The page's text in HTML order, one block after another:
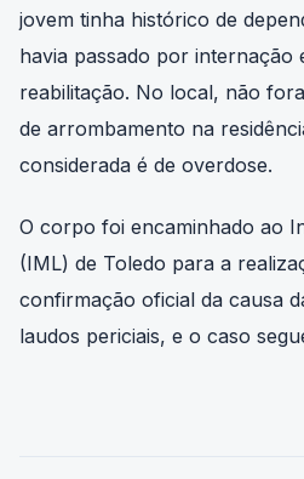
jovem tinha histórico de
havia passado por internação
reabilitação. No local, não
de arrombamento na
considerada é de overdose.
O corpo foi encaminhado ao
(IML) de Toledo para a
confirmação oficial da causa
laudos periciais, e o caso